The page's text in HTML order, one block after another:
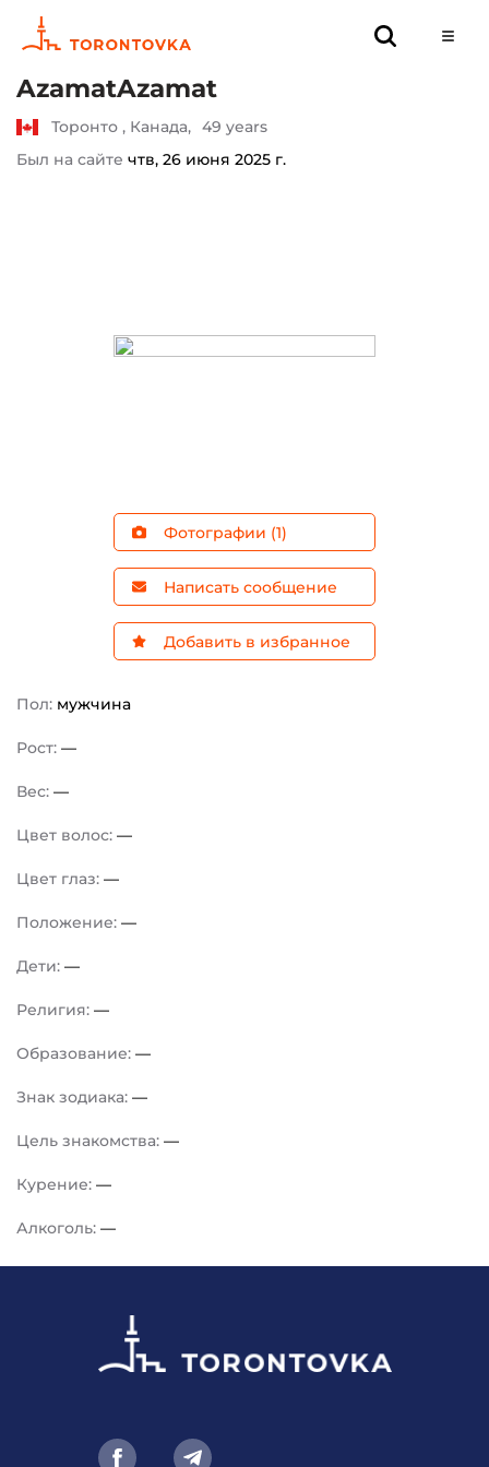
AzamatAzamat
Торонто , Канада, 49 years
Был на сайте чтв, 26 июня 2025 г.
Фотографии (1)
Написать сообщение
Добавить в избранное
Пол: мужчина
Рост: —
Вес: —
Цвет волос: —
Цвет глаз: —
Положение: —
Дети: —
Религия: —
Образование: —
Знак зодиака: —
Цель знакомства: —
Курение: —
Алкоголь: —